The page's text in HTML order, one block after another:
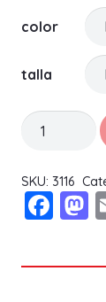
color
talla
BRAGA
4202
PIERRE
CARDÍN
SKU: 3116